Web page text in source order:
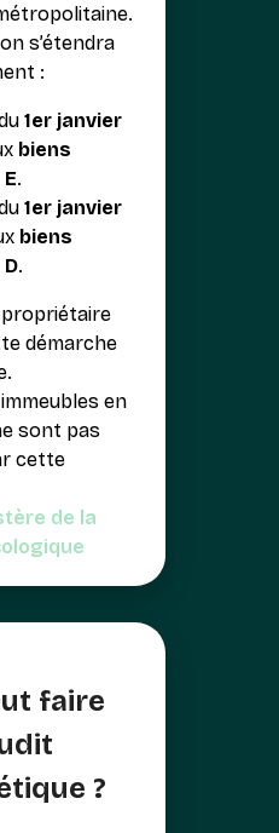
s’étendra
:
1er janvier
biens
.
1er janvier
biens
.
propriétaire
démarche
en
sont pas
cette
de la
faire
?